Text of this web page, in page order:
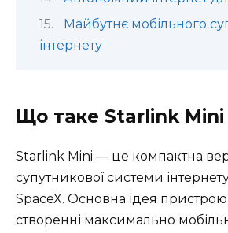
Майбутнє мобільного
інтернету
Що таке Starlink Mini
Starlink Mini — це компактна
супутникової системи
SpaceX. Основна ідея
створенні максимально